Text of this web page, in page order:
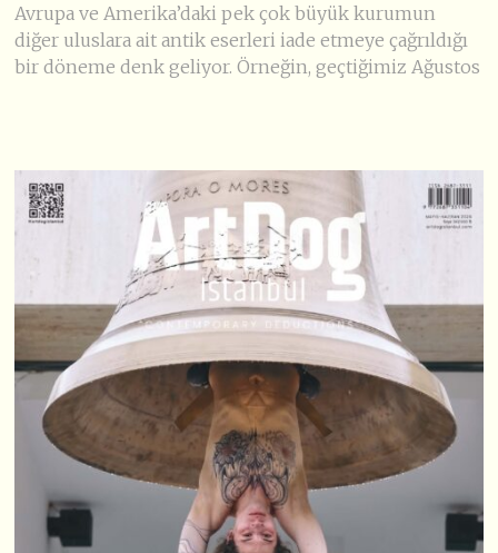
Avrupa ve Amerika’daki pek çok büyük kurumun
diğer uluslara ait antik eserleri iade etmeye çağrıldığı
bir döneme denk geliyor. Örneğin, geçtiğimiz Ağustos